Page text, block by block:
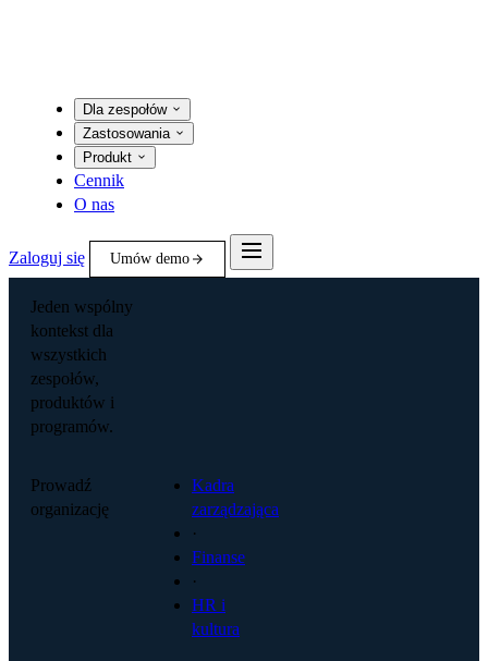
Dla zespołów
Zastosowania
Produkt
Cennik
O nas
Zaloguj się Umów demo
Jeden wspólny
kontekst dla
wszystkich
zespołów,
produktów i
programów.
Prowadź
organizację
Kadra
zarządzająca
·
Finanse
·
HR i
kultura